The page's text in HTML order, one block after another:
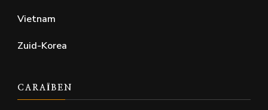
Vietnam
Zuid-Korea
CARAÏBEN